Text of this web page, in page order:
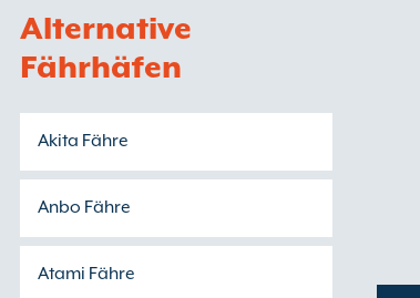
Alternative
Fährhäfen
Akita Fähre
Anbo Fähre
Atami Fähre